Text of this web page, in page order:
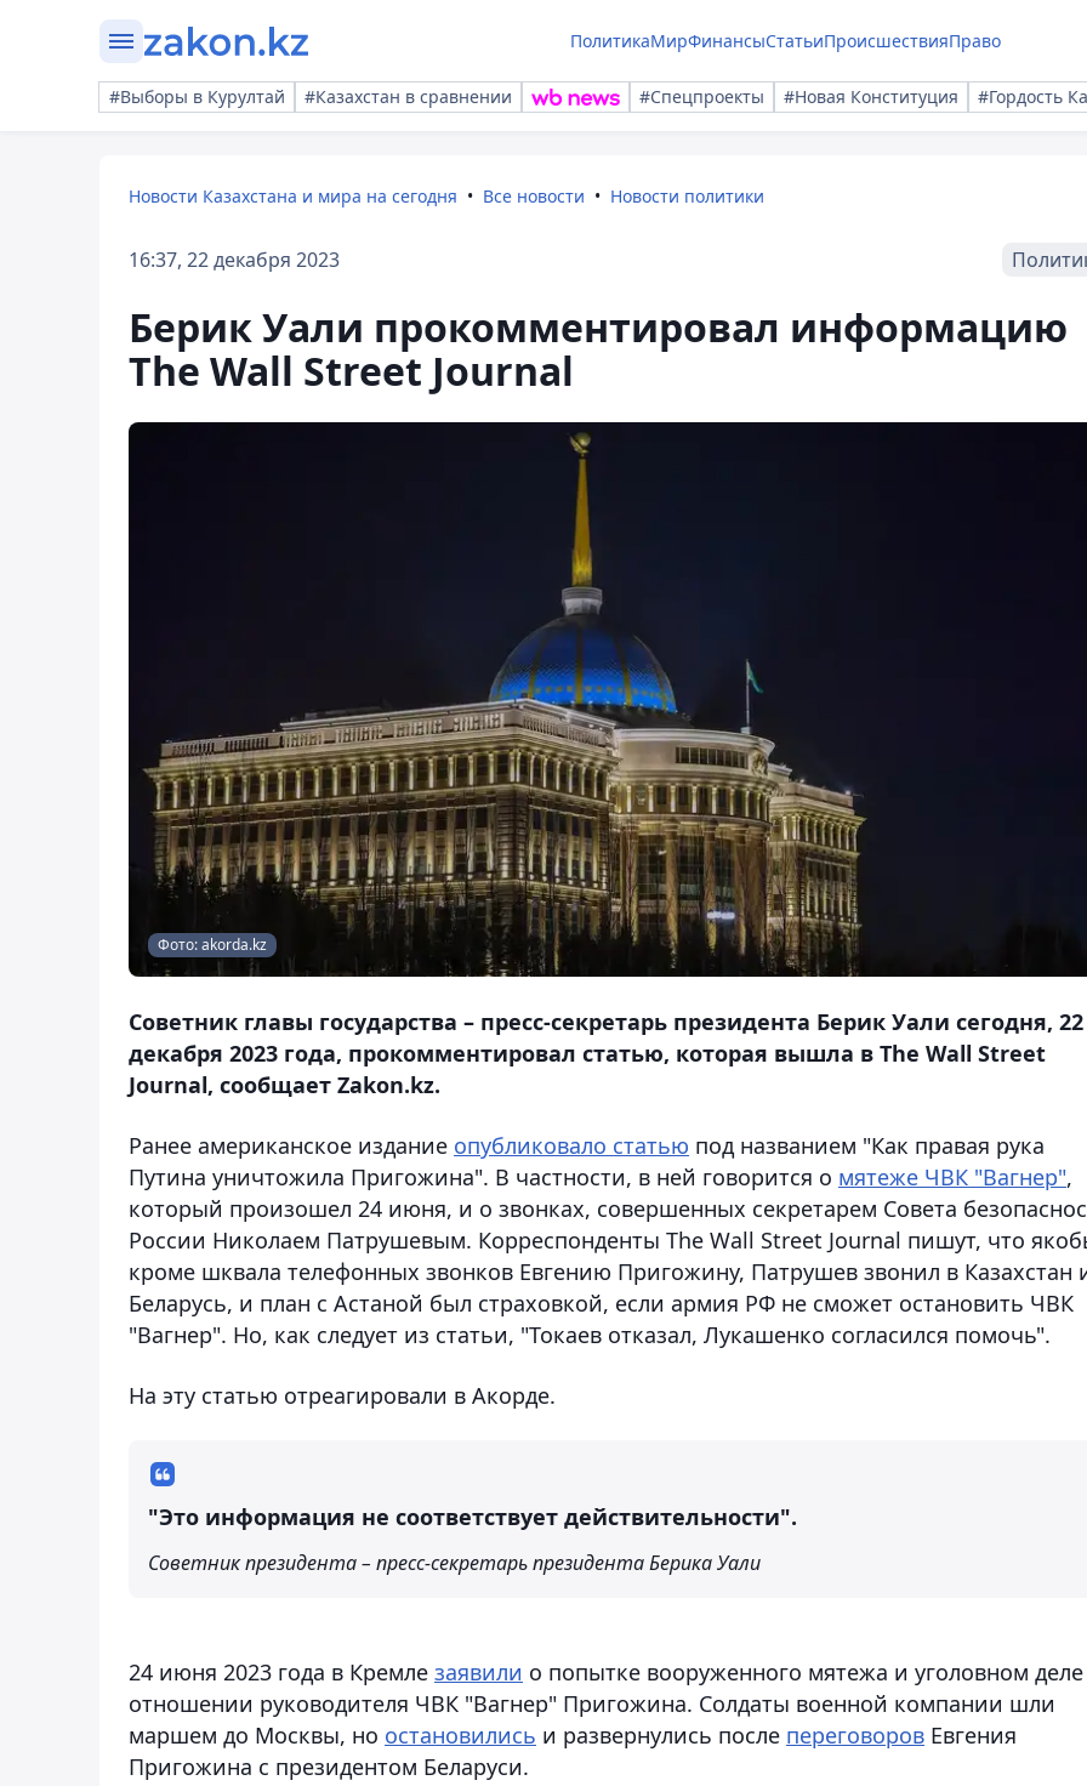
ПолитикаМирФинансыСтатьиПроисшествияПраво
#Выборы в Курултай #Казахстан в сравнении #Спецпроекты #Новая Конституция #Гордость
Новости Казахстана и мира на сегодня Все новости Новости политики
16:37, 22 декабря 2023
Берик Уали прокомментировал информацию
The Wall Street Journal
Фото: akorda.kz
Советник главы государства – пресс-секретарь президента Берик Уали сегодня, 22
декабря 2023 года, прокомментировал статью, которая вышла в The Wall Street
Journal, сообщает Zakon.kz.
Ранее американское издание опубликовало статью под названием "Как правая рука
Путина уничтожила Пригожина". В частности, в ней говорится о мятеже ЧВК "Вагнер",
который произошел 24 июня, и о звонках, совершенных секретарем Совета
России Николаем Патрушевым. Корреспонденты The Wall Street Journal пишут, что
кроме шквала телефонных звонков Евгению Пригожину, Патрушев звонил в Казахстан
Беларусь, и план с Астаной был страховкой, если армия РФ не сможет остановить ЧВК
"Вагнер". Но, как следует из статьи, "Токаев отказал, Лукашенко согласился помочь".
На эту статью отреагировали в Акорде.
"Это информация не соответствует действительности".
Советник президента – пресс-секретарь президента Берика Уали
24 июня 2023 года в Кремле заявили о попытке вооруженного мятежа и уголовном
отношении руководителя ЧВК "Вагнер" Пригожина. Солдаты военной компании шли
маршем до Москвы, но остановились и развернулись после переговоров Евгения
Пригожина с президентом Беларуси.